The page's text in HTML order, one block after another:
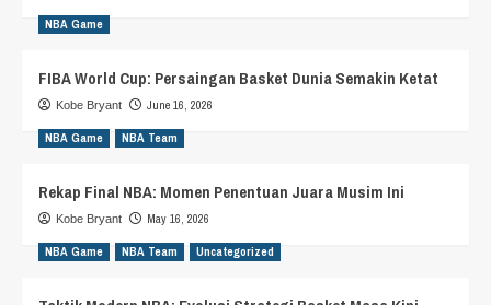
NBA Game
FIBA World Cup: Persaingan Basket Dunia Semakin Ketat
Kobe Bryant June 16, 2026
NBA Game NBA Team
Rekap Final NBA: Momen Penentuan Juara Musim Ini
Kobe Bryant May 16, 2026
NBA Game NBA Team Uncategorized